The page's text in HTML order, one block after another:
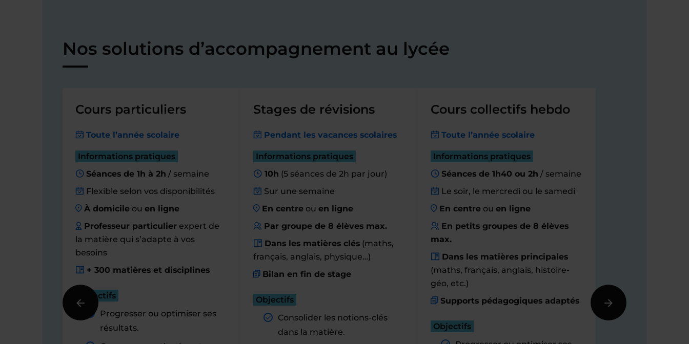
Nos solutions d’accompagnement au lycée
Cours particuliers
Toute l’année scolaire
Informations pratiques
Séances de 1h à 2h / semaine
Flexible selon vos disponibilités
À domicileou en ligne
Professeur particulier expert de
la matière qui s’adapte à vos
besoins
+ 300 matières et disciplines
Objectifs
Progresser ou optimiser ses
résultats.
Stages de révisions
Pendant les vacances scolaires
Informations pratiques
10h (5 séances de 2h par jour)
Sur une semaine
En centreou en ligne
Par groupe de 8 élèves max.
Dans les matières clés(maths,
français, anglais, physique…)
Bilan en fin de stage
Objectifs
Consolider les notions-clés
dans la matière.
Cours collectifs hebdo
Toute l’année scolaire
Informations pratiques
Séances de 1h40 ou 2h / semaine
Le soir, le mercredi ou le samedi
En centre ouen ligne
En petits groupes de 8 élèves
max.
Dans les matières principales
(maths, français, anglais, histoire-
géo, etc.)
Supports pédagogiques adaptés
Objectifs